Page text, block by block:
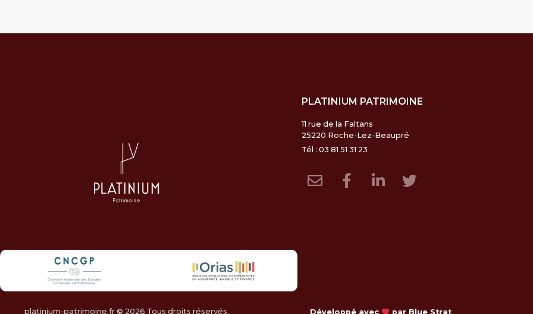
PLATINIUM PATRIMOINE
11 rue de la Faltans
25220 Roche-Lez-Beaupré
Tél : 03 81 51 31 23
platinium-patrimoine.fr © 2026 Tous droits réservés. Développé avec par Blue Strat